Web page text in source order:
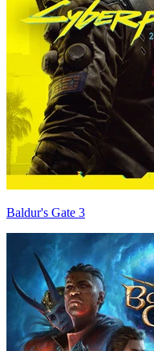
Baldur's Gate 3